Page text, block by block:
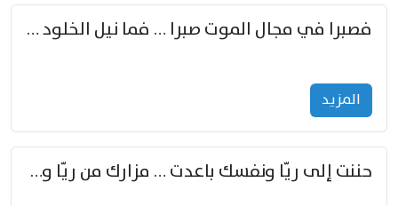
فصبرا في مجال الموت صبرا … فما نيل الخلود بمستطاع
المزید
حننت إلى ريّا ونفسك باعدت … مزارك من ريّا وشعباكما معا